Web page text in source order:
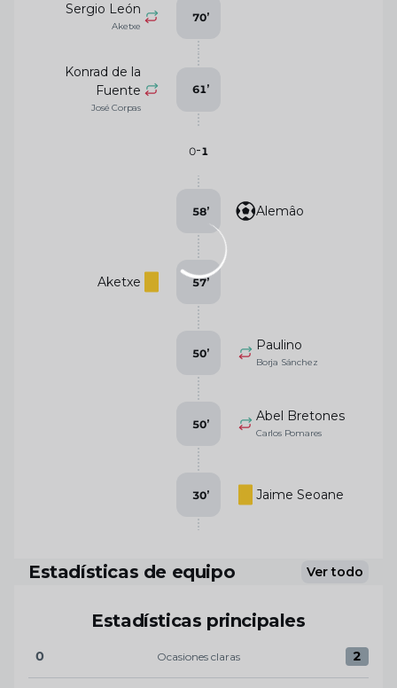
Sergio León
Aketxe
70’
Konrad de la
Fuente
José Corpas
61’
0-1
Alemâo
58’
Aketxe 57’
Paulino
Borja Sánchez
50’
Abel Bretones
Carlos Pomares
50’
Jaime Seoane
30’
Estadísticas de equipo Ver todo
Estadísticas principales
Ocasiones claras:SD Eibar 0 versus Real Oviedo 2
0 Ocasiones claras 2